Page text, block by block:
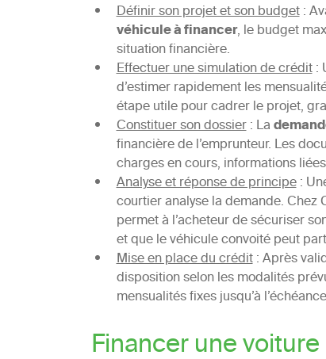
Définir son projet et son budget:
véhicule à financer, le budget
situation financière.
Effectuer une simulation de crédit:
d’estimer rapidement les
étape utile pour cadrer le projet,
Constituer son dossier: La
financière de l’emprunteur. Les
charges en cours, informations
Analyse et réponse de principe:
courtier analyse la demande. Chez
permet à l’acheteur de sécuriser
et que le véhicule convoité peut
Mise en place du crédit: Après
disposition selon les modalités
mensualités fixes jusqu’à
Financer une